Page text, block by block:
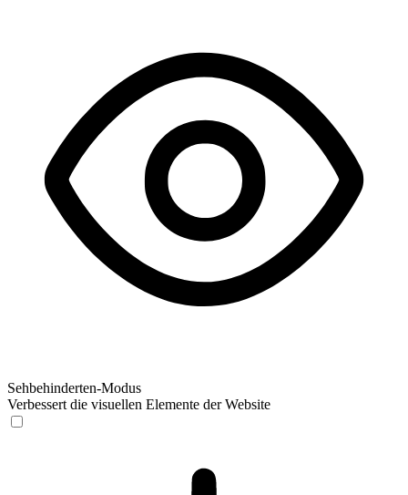
Sehbehinderten-Modus
Verbessert die visuellen Elemente der Website